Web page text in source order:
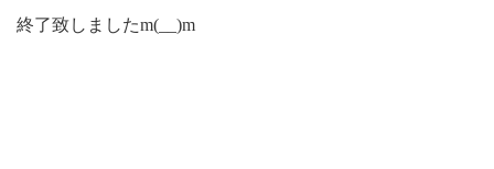
終了致しましたm(__)m